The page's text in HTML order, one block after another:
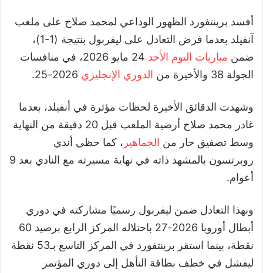
أفسد برينتفورد الظهور الوداعي لمحمد صلاح على ملعب
آنفيلد بعدما فرض التعادل على ليفربول بنتيجة (1-1)،
ضمن مباريات اليوم الأحد
24 مايو 2026، في منافسات
الجولة 38 والأخيرة من
الدوري الإنجليزي
وشهدت الدقائق الأخيرة لحظات مؤثرة في أنفيلد، بعدما
غادر محمد صلاح أرضية الملعب قبل 20 دقيقة من النهاية
وسط تصفيق حار من الجماهير ، كما حظي أندي
روبرتسون بالمشهد ذاته في نهاية مسيرته مع النادي بعد 9
أعوام.
وبهذا التعادل ضمن ليفربول رسميًا مشاركته في دوري
أبطال أوروبا 2026-27 باحتلاله المركز الرابع برصيد 60
نقطة، بينما استقر برينتفورد في المركز التاسع بـ53 نقطة
ليفشل في خطف بطاقة التأهل إلى دوري المؤتمر